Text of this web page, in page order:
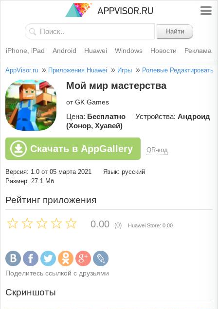
Найти
iPhone, iPad Android Huawei Windows Новости Реклама
AppVisor.ru » Приложения Huawei » Игры » Ролевые Редактировать
Мой мир мастерства
от GK Games
Цена: Бесплатно Устройства: Андроид
(Хонор, Хуавей)
Скачать в AppGallery QR-код
Версия: 1.0 от 05 марта 2021
Язык: русский
Размер: 27.1 Мб
Рейтинг приложения
0.00 (0) Huawei Store: 0.00
Поделитесь ссылкой с друзьями
Скриншоты